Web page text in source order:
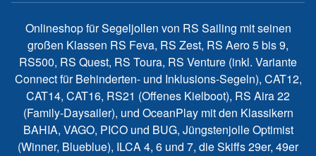
Onlineshop für Segeljollen von RS Sailing mit seinen
großen Klassen RS Feva, RS Zest, RS Aero 5 bis 9,
RS500, RS Quest, RS Toura, RS Venture (inkl. Variante
Connect für Behinderten- und Inklusions-Segeln), CAT12,
CAT14, CAT16, RS21 (Offenes Kielboot), RS Aira 22
(Family-Daysailer), und OceanPlay mit den Klassikern
BAHIA, VAGO, PICO und BUG, Jüngstenjolle Optimist
(Winner, Blueblue), ILCA 4, 6 und 7, die Skiffs 29er, 49er